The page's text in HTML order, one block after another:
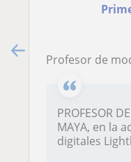
Profesor de
PROFESOR
MAYA, en la
digitales